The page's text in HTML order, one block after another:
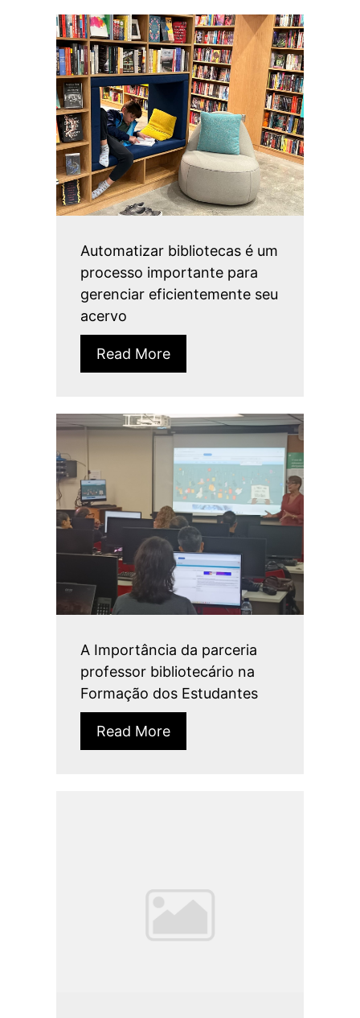
Automatizar bibliotecas é um
processo importante para
gerenciar eficientemente seu
acervo
Read More
A Importância da parceria
professor bibliotecário na
Formação dos Estudantes
Read More